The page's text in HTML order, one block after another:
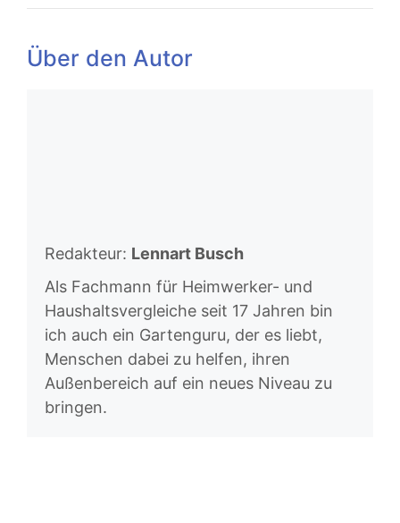
Über den Autor
Redakteur: Lennart Busch
Als Fachmann für Heimwerker- und
Haushaltsvergleiche seit 17 Jahren bin
ich auch ein Gartenguru, der es liebt,
Menschen dabei zu helfen, ihren
Außenbereich auf ein neues Niveau zu
bringen.